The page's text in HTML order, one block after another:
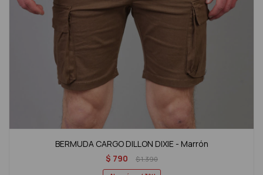
BERMUDA CARGO DILLON DIXIE - Marrón
$ 790 $1.390